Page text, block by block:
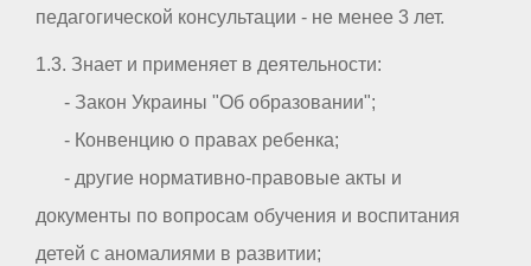
педагогической консультации - не менее 3 лет.
1.3. Знает и применяет в деятельности:
- Закон Украины "Об образовании";
- Конвенцию о правах ребенка;
- другие нормативно-правовые акты и
документы по вопросам обучения и воспитания
детей с аномалиями в развитии;